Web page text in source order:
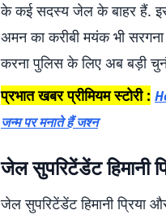
के कई सदस्य जेल के बाहर हैं.
अमन का करीबी मयंक भी सरगना
करना पुलिस के लिए अब बड़ी
प्रभात खबर प्रीमियम स्टोरी :
जन्म पर मनाते हैं जश्न
जेल सुपरिटेंडेंट हिमानी
जेल सुपरिटेंडेंट हिमानी प्रिया